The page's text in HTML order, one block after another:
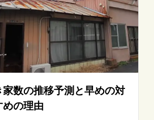
数の推移予測と早めの対
の理由